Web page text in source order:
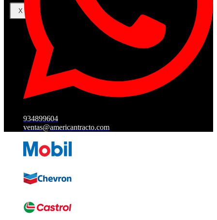
X
934899604
ventas@americantracto.com